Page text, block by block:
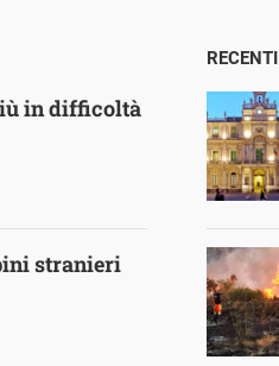
in difficoltà
stranieri
RECENTI